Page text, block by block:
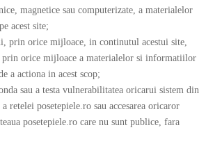
magnetice sau computerizate, a materialelor
acest site;
prin orice mijloace, in continutul acestui site,
prin orice mijloace a materialelor si informatiilor
a actiona in acest scop;
sau a testa vulnerabilitatea oricarui sistem din
retelei posetepiele.ro sau accesarea oricaror
posetepiele.ro care nu sunt publice, fara